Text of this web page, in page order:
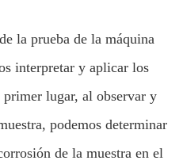
la prueba de la máquina
interpretar y aplicar los
primer lugar, al observar y
podemos determinar
de la muestra en el